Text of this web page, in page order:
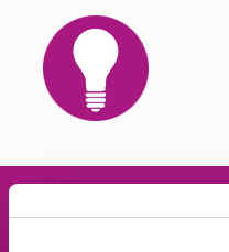
Velamos por